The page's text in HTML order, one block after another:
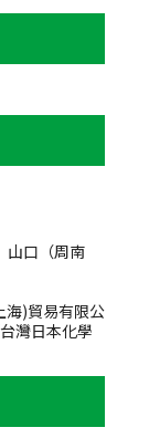
山口（周南
海)貿易有限公
灣日本化學